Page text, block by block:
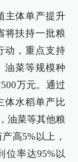
主体单产提升
将扶持一批粮
动，重点支持
油菜等规模种
万元。通过
体水稻单产比
油菜等其他粮
高5%以上，
位率达95%以